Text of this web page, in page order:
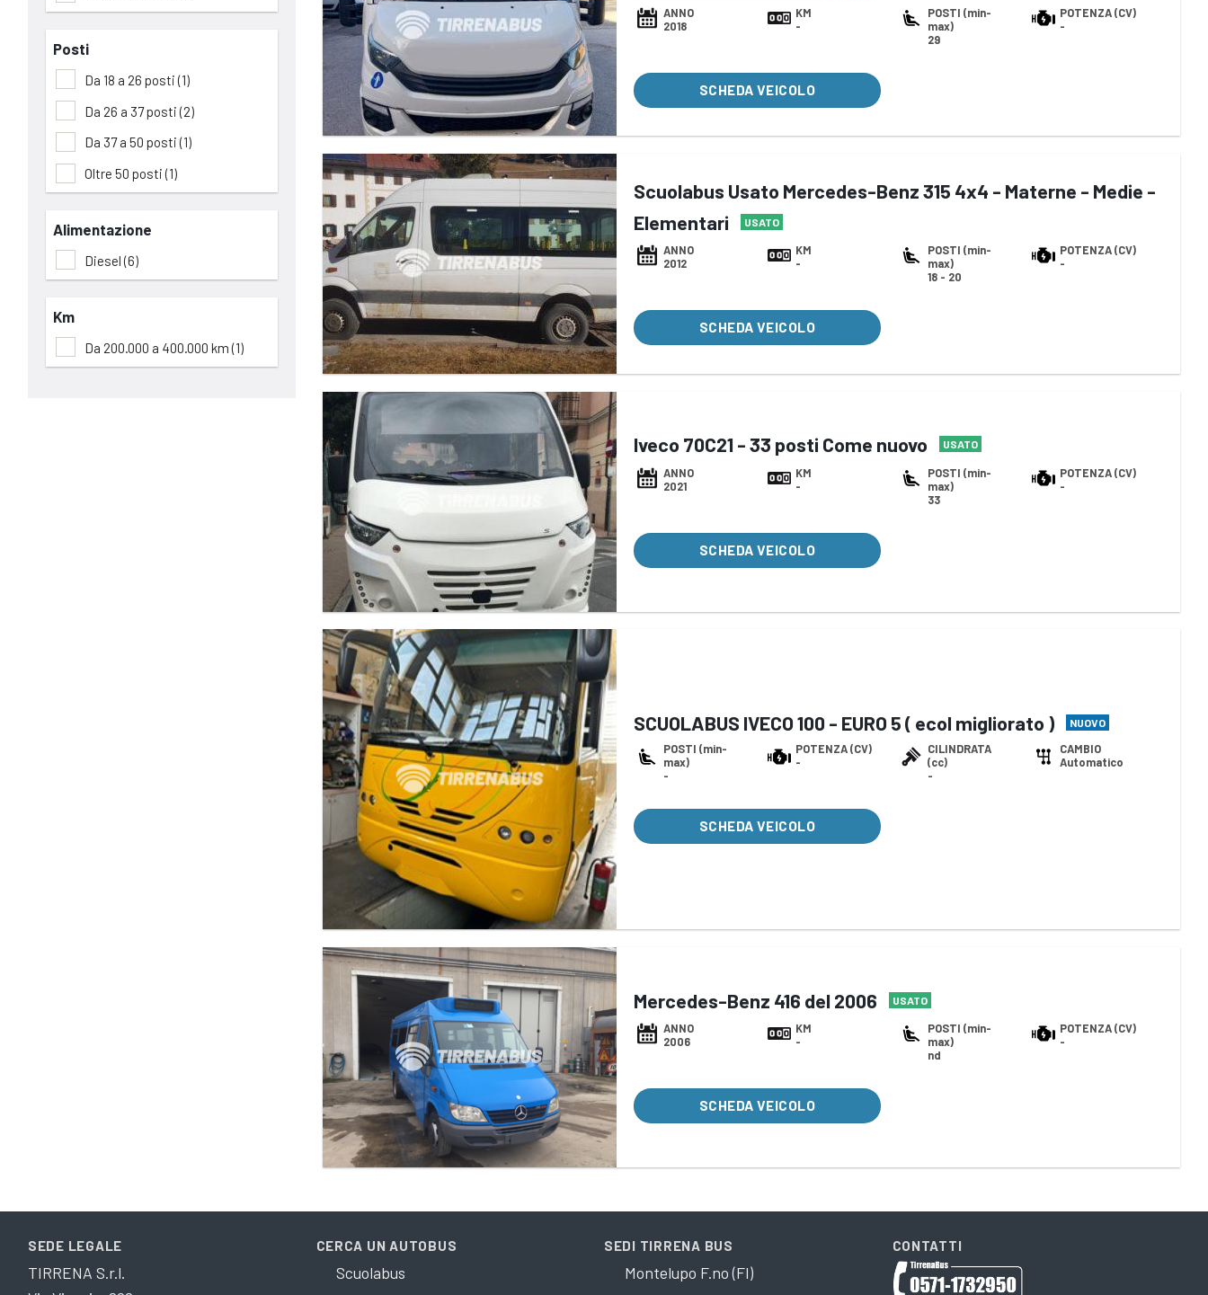
Posti
Da 18 a 26 posti (1)
Da 26 a 37 posti (2)
Da 37 a 50 posti (1)
Oltre 50 posti (1)
Alimentazione
Diesel (6)
Km
Da 200.000 a 400.000 km (1)
ANNO
2018
KM
-
POSTI (min-
max)
29
POTENZA (CV)
-
SCHEDA VEICOLO
Scuolabus Usato Mercedes-Benz 315 4x4 - Materne - Medie -
Elementari
USATO
ANNO
2012
KM
-
POSTI (min-
max)
18 - 20
POTENZA (CV)
-
SCHEDA VEICOLO
Iveco 70C21 - 33 posti Come nuovo USATO
ANNO
2021
KM
-
POSTI (min-
max)
33
POTENZA (CV)
-
SCHEDA VEICOLO
SCUOLABUS IVECO 100 - EURO 5 ( ecol migliorato ) NUOVO
POSTI (min-
max)
-
POTENZA (CV)
-
CILINDRATA
(cc)
-
CAMBIO
Automatico
SCHEDA VEICOLO
Mercedes-Benz 416 del 2006 USATO
ANNO
2006
KM
-
POSTI (min-
max)
nd
POTENZA (CV)
-
SCHEDA VEICOLO
SEDE LEGALE
TIRRENA S.r.l.
CERCA UN AUTOBUS
Scuolabus
SEDI TIRRENA BUS
Montelupo F.no (FI)
CONTATTI